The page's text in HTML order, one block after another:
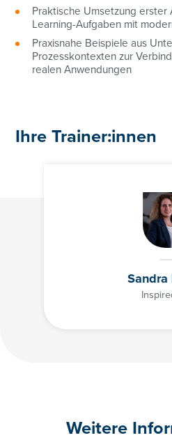
Praktische Umsetzung erster
Learning-Aufgaben mit
Praxisnahe Beispiele aus
Prozesskontexten zur
realen Anwendungen
Ihre Trainer:innen
Sandra
Weitere